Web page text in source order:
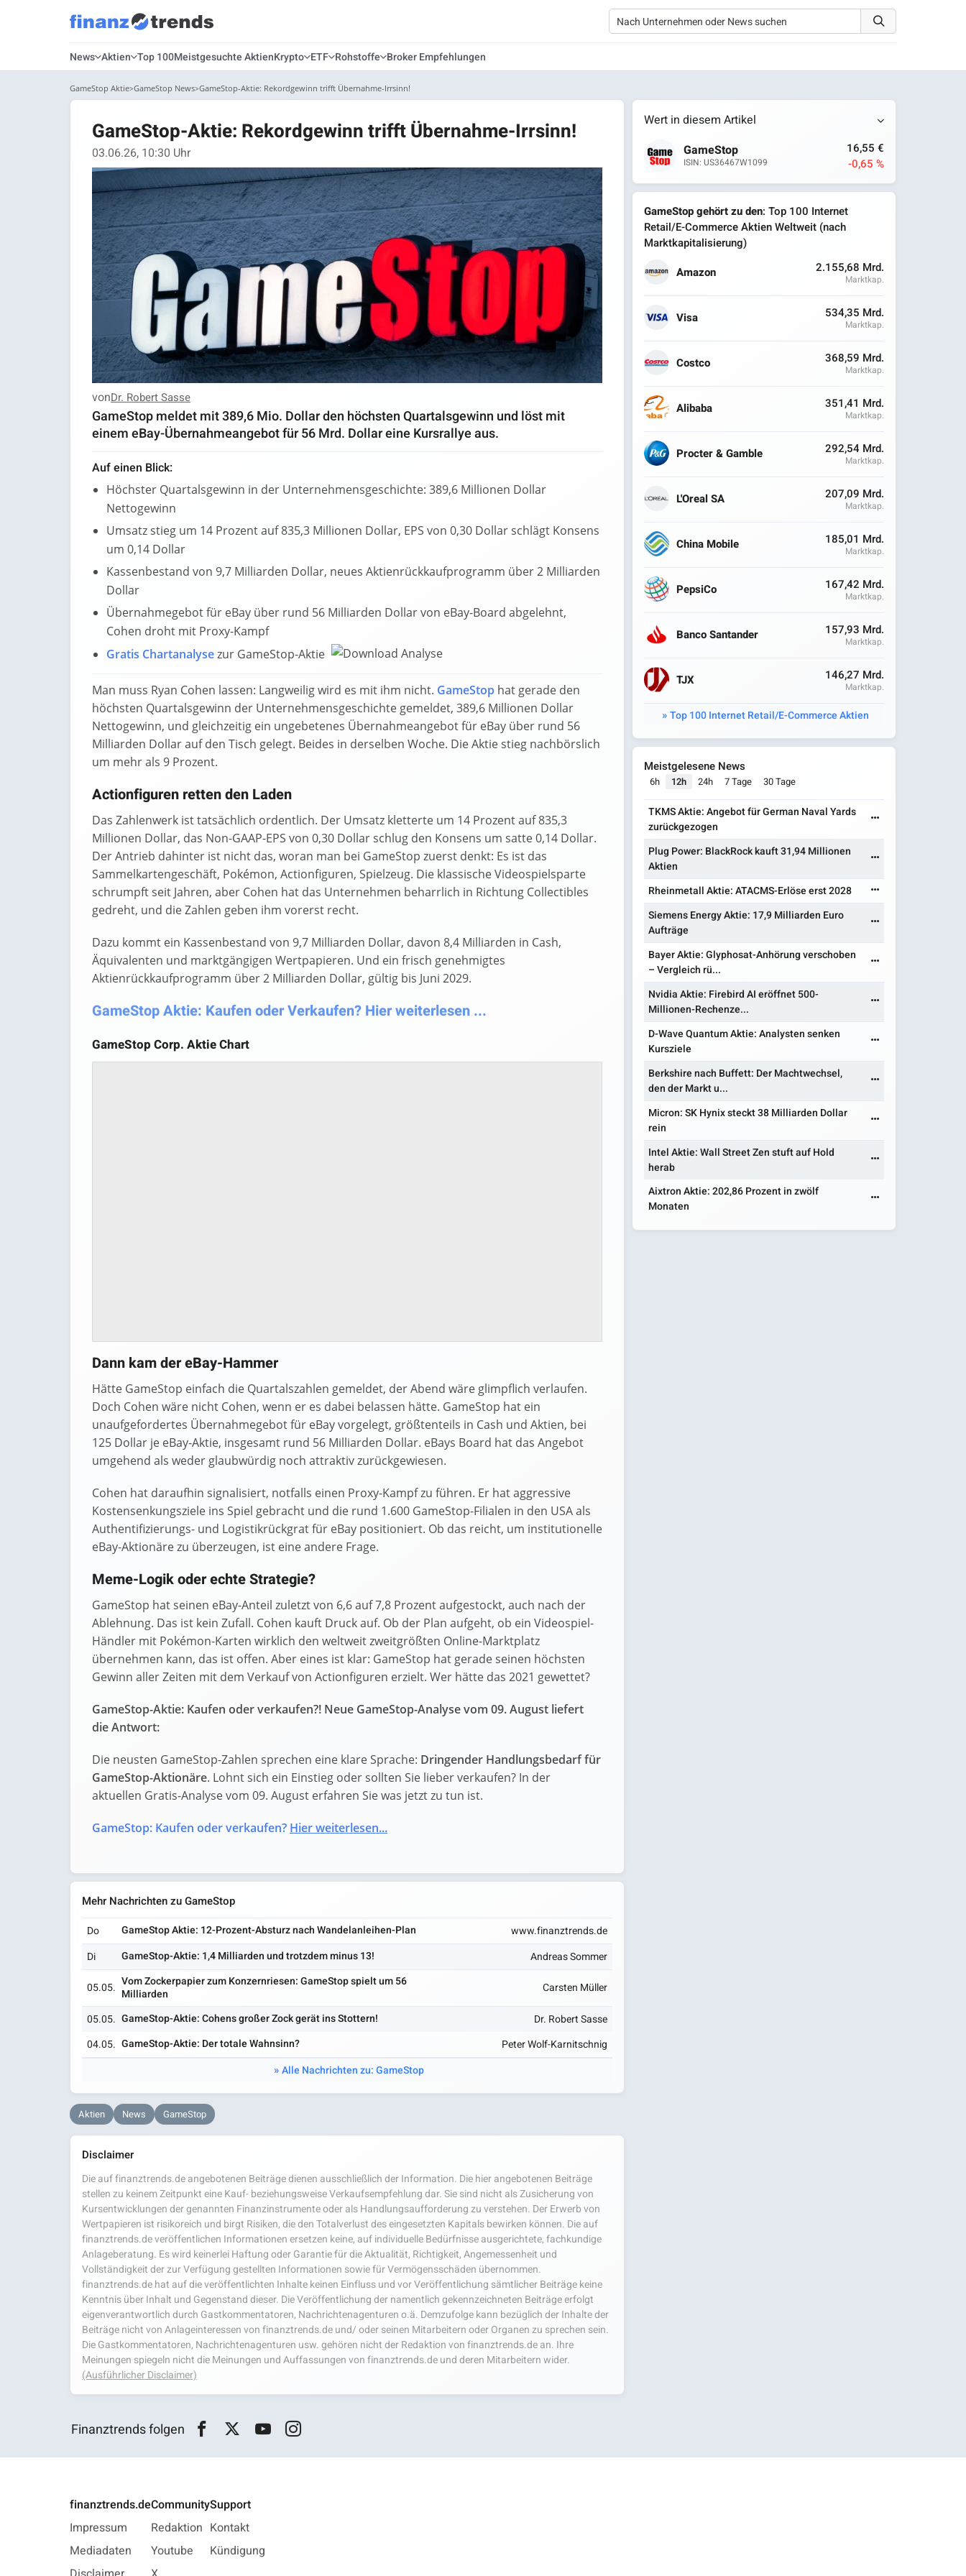
News Aktien Top 100Meistgesuchte AktienKrypto ETF Rohstoffe Broker Empfehlungen
GameStop Aktie GameStop News GameStop-Aktie: Rekordgewinn trifft Übernahme-Irrsinn!
GameStop-Aktie: Rekordgewinn trifft Übernahme-Irrsinn!
03.06.26, 10:30 Uhr
vonDr. Robert Sasse
GameStop meldet mit 389,6 Mio. Dollar den höchsten Quartalsgewinn und löst mit
einem eBay-Übernahmeangebot für 56 Mrd. Dollar eine Kursrallye aus.
Auf einen Blick:
Höchster Quartalsgewinn in der Unternehmensgeschichte: 389,6 Millionen Dollar
Nettogewinn
Umsatz stieg um 14 Prozent auf 835,3 Millionen Dollar, EPS von 0,30 Dollar schlägt Konsens
um 0,14 Dollar
Kassenbestand von 9,7 Milliarden Dollar, neues Aktienrückkaufprogramm über 2 Milliarden
Dollar
Übernahmegebot für eBay über rund 56 Milliarden Dollar von eBay-Board abgelehnt,
Cohen droht mit Proxy-Kampf
Gratis Chartanalysezur GameStop-Aktie
Man muss Ryan Cohen lassen: Langweilig wird es mit ihm nicht. GameStop hat gerade den
höchsten Quartalsgewinn der Unternehmensgeschichte gemeldet, 389,6 Millionen Dollar
Nettogewinn, und gleichzeitig ein ungebetenes Übernahmeangebot für eBay über rund 56
Milliarden Dollar auf den Tisch gelegt. Beides in derselben Woche. Die Aktie stieg nachbörslich
um mehr als 9 Prozent.
Actionfiguren retten den Laden
Das Zahlenwerk ist tatsächlich ordentlich. Der Umsatz kletterte um 14 Prozent auf 835,3
Millionen Dollar, das Non-GAAP-EPS von 0,30 Dollar schlug den Konsens um satte 0,14 Dollar.
Der Antrieb dahinter ist nicht das, woran man bei GameStop zuerst denkt: Es ist das
Sammelkartengeschäft, Pokémon, Actionfiguren, Spielzeug. Die klassische Videospielsparte
schrumpft seit Jahren, aber Cohen hat das Unternehmen beharrlich in Richtung Collectibles
gedreht, und die Zahlen geben ihm vorerst recht.
Dazu kommt ein Kassenbestand von 9,7 Milliarden Dollar, davon 8,4 Milliarden in Cash,
Äquivalenten und marktgängigen Wertpapieren. Und ein frisch genehmigtes
Aktienrückkaufprogramm über 2 Milliarden Dollar, gültig bis Juni 2029.
GameStop Aktie: Kaufen oder Verkaufen? Hier weiterlesen ...
GameStop Corp. Aktie Chart
Dann kam der eBay-Hammer
Hätte GameStop einfach die Quartalszahlen gemeldet, der Abend wäre glimpflich verlaufen.
Doch Cohen wäre nicht Cohen, wenn er es dabei belassen hätte. GameStop hat ein
unaufgefordertes Übernahmegebot für eBay vorgelegt, größtenteils in Cash und Aktien, bei
125 Dollar je eBay-Aktie, insgesamt rund 56 Milliarden Dollar. eBays Board hat das Angebot
umgehend als weder glaubwürdig noch attraktiv zurückgewiesen.
Cohen hat daraufhin signalisiert, notfalls einen Proxy-Kampf zu führen. Er hat aggressive
Kostensenkungsziele ins Spiel gebracht und die rund 1.600 GameStop-Filialen in den USA als
Authentifizierungs- und Logistikrückgrat für eBay positioniert. Ob das reicht, um institutionelle
eBay-Aktionäre zu überzeugen, ist eine andere Frage.
Meme-Logik oder echte Strategie?
GameStop hat seinen eBay-Anteil zuletzt von 6,6 auf 7,8 Prozent aufgestockt, auch nach der
Ablehnung. Das ist kein Zufall. Cohen kauft Druck auf. Ob der Plan aufgeht, ob ein Videospiel-
Händler mit Pokémon-Karten wirklich den weltweit zweitgrößten Online-Marktplatz
übernehmen kann, das ist offen. Aber eines ist klar: GameStop hat gerade seinen höchsten
Gewinn aller Zeiten mit dem Verkauf von Actionfiguren erzielt. Wer hätte das 2021 gewettet?
GameStop-Aktie: Kaufen oder verkaufen?! Neue GameStop-Analyse vom 09. August liefert
die Antwort:
Die neusten GameStop-Zahlen sprechen eine klare Sprache: Dringender Handlungsbedarf für
GameStop-Aktionäre. Lohnt sich ein Einstieg oder sollten Sie lieber verkaufen? In der
aktuellen Gratis-Analyse vom 09. August erfahren Sie was jetzt zu tun ist.
GameStop: Kaufen oder verkaufen? Hier weiterlesen...
Mehr Nachrichten zu GameStop
Do GameStop Aktie: 12-Prozent-Absturz nach Wandelanleihen-Plan
www.finanztrends.de
Di
GameStop-Aktie: 1,4 Milliarden und trotzdem minus 13! Andreas Sommer
05.05. Vom Zockerpapier zum Konzernriesen: GameStop spielt um 56
Milliarden
Carsten Müller
05.05. GameStop-Aktie: Cohens großer Zock gerät ins Stottern!
Dr. Robert Sasse
04.05. GameStop-Aktie: Der totale Wahnsinn?
Peter Wolf-Karnitschnig
Alle Nachrichten zu: GameStop
Aktien News GameStop
Disclaimer
Die auf finanztrends.de angebotenen Beiträge dienen ausschließlich der Information. Die hier angebotenen Beiträge
stellen zu keinem Zeitpunkt eine Kauf- beziehungsweise Verkaufsempfehlung dar. Sie sind nicht als Zusicherung von
Kursentwicklungen der genannten Finanzinstrumente oder als Handlungsaufforderung zu verstehen. Der Erwerb von
Wertpapieren ist risikoreich und birgt Risiken, die den Totalverlust des eingesetzten Kapitals bewirken können. Die auf
finanztrends.de veröffentlichen Informationen ersetzen keine, auf individuelle Bedürfnisse ausgerichtete, fachkundige
Anlageberatung. Es wird keinerlei Haftung oder Garantie für die Aktualität, Richtigkeit, Angemessenheit und
Vollständigkeit der zur Verfügung gestellten Informationen sowie für Vermögensschäden übernommen.
finanztrends.de hat auf die veröffentlichten Inhalte keinen Einfluss und vor Veröffentlichung sämtlicher Beiträge keine
Kenntnis über Inhalt und Gegenstand dieser. Die Veröffentlichung der namentlich gekennzeichneten Beiträge erfolgt
eigenverantwortlich durch Gastkommentatoren, Nachrichtenagenturen o.ä. Demzufolge kann bezüglich der Inhalte der
Beiträge nicht von Anlageinteressen von finanztrends.de und/ oder seinen Mitarbeitern oder Organen zu sprechen sein.
Die Gastkommentatoren, Nachrichtenagenturen usw. gehören nicht der Redaktion von finanztrends.de an. Ihre
Meinungen spiegeln nicht die Meinungen und Auffassungen von finanztrends.de und deren Mitarbeitern wider.
(Ausführlicher Disclaimer)
Wert in diesem Artikel
GameStop
ISIN: US36467W1099
16,55 €
-0,65 %
GameStop gehört zu den: Top 100 Internet
Retail/E-Commerce Aktien Weltweit (nach
Marktkapitalisierung)
Amazon
2.155,68 Mrd.
Marktkap.
Visa 534,35 Mrd.
Marktkap.
Costco 368,59 Mrd.
Marktkap.
Alibaba 351,41 Mrd.
Marktkap.
Procter & Gamble 292,54 Mrd.
Marktkap.
L'Oreal SA 207,09 Mrd.
Marktkap.
China Mobile 185,01 Mrd.
Marktkap.
PepsiCo 167,42 Mrd.
Marktkap.
Banco Santander 157,93 Mrd.
Marktkap.
TJX 146,27 Mrd.
Marktkap.
Top 100 Internet Retail/E-Commerce Aktien
Meistgelesene News
6h 12h 24h 7 Tage 30 Tage
TKMS Aktie: Angebot für German Naval Yards
zurückgezogen
Plug Power: BlackRock kauft 31,94 Millionen
Aktien
Rheinmetall Aktie: ATACMS-Erlöse erst 2028
Siemens Energy Aktie: 17,9 Milliarden Euro
Aufträge
Bayer Aktie: Glyphosat-Anhörung verschoben
– Vergleich rü...
Nvidia Aktie: Firebird AI eröffnet 500-
Millionen-Rechenze...
D-Wave Quantum Aktie: Analysten senken
Kursziele
Berkshire nach Buffett: Der Machtwechsel,
den der Markt u...
Micron: SK Hynix steckt 38 Milliarden Dollar
rein
Intel Aktie: Wall Street Zen stuft auf Hold
herab
Aixtron Aktie: 202,86 Prozent in zwölf
Monaten
Finanztrends folgen
finanztrends.de
Impressum
Mediadaten
Community
Redaktion
Youtube
Support
Kontakt
Kündigung